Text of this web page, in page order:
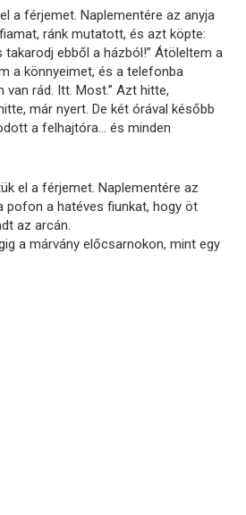
a férjemet. Naplementére az anyja
ránk mutatott, és azt köpte:
takarodj ebből a házból!” Átöleltem a
a könnyeimet, és a telefonba
van rád. Itt. Most.” Azt hitte,
már nyert. De két órával később
a felhajtóra… és minden
el a férjemet. Naplementére az
pofon a hatéves fiunkat, hogy öt
az arcán.
a márvány előcsarnokon, mint egy